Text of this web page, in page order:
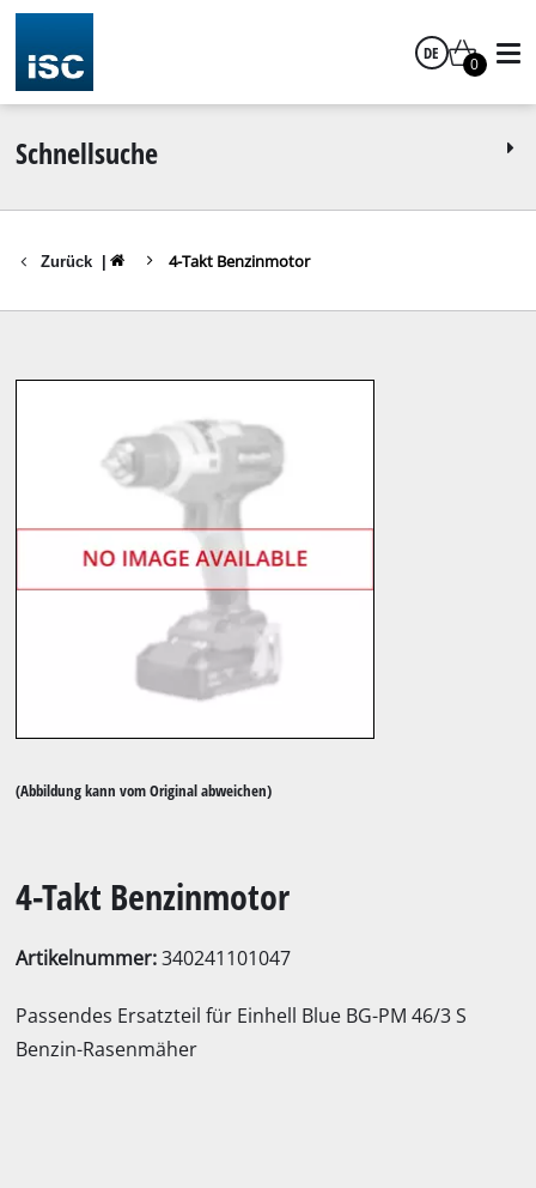
DE
0
Schnellsuche
Zurück 4-Takt Benzinmotor
(Abbildung kann vom Original abweichen)
4-Takt Benzinmotor
Artikelnummer:340241101047
Passendes Ersatzteil für Einhell Blue BG-PM 46/3 S
Benzin-Rasenmäher